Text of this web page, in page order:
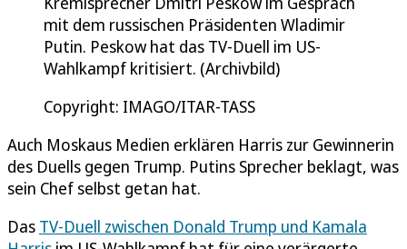
mit dem russischen Präsidenten Wladimir
Putin. Peskow hat das TV-Duell im US-
Wahlkampf kritisiert. (Archivbild)
Copyright: IMAGO/ITAR-TASS
Auch Moskaus Medien erklären Harris zur Gewinnerin
des Duells gegen Trump. Putins Sprecher beklagt, was
sein Chef selbst getan hat.
Das TV-Duell zwischen Donald Trump und Kamala